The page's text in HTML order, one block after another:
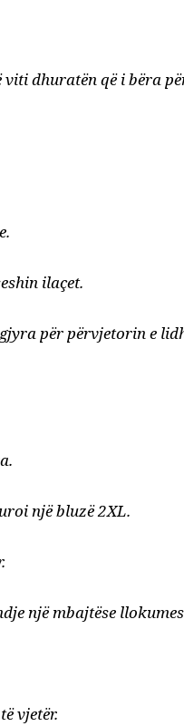
dhuratën që i bëra
ilaçet.
për përvjetorin e
një bluzë 2XL.
një mbajtëse
vjetër.